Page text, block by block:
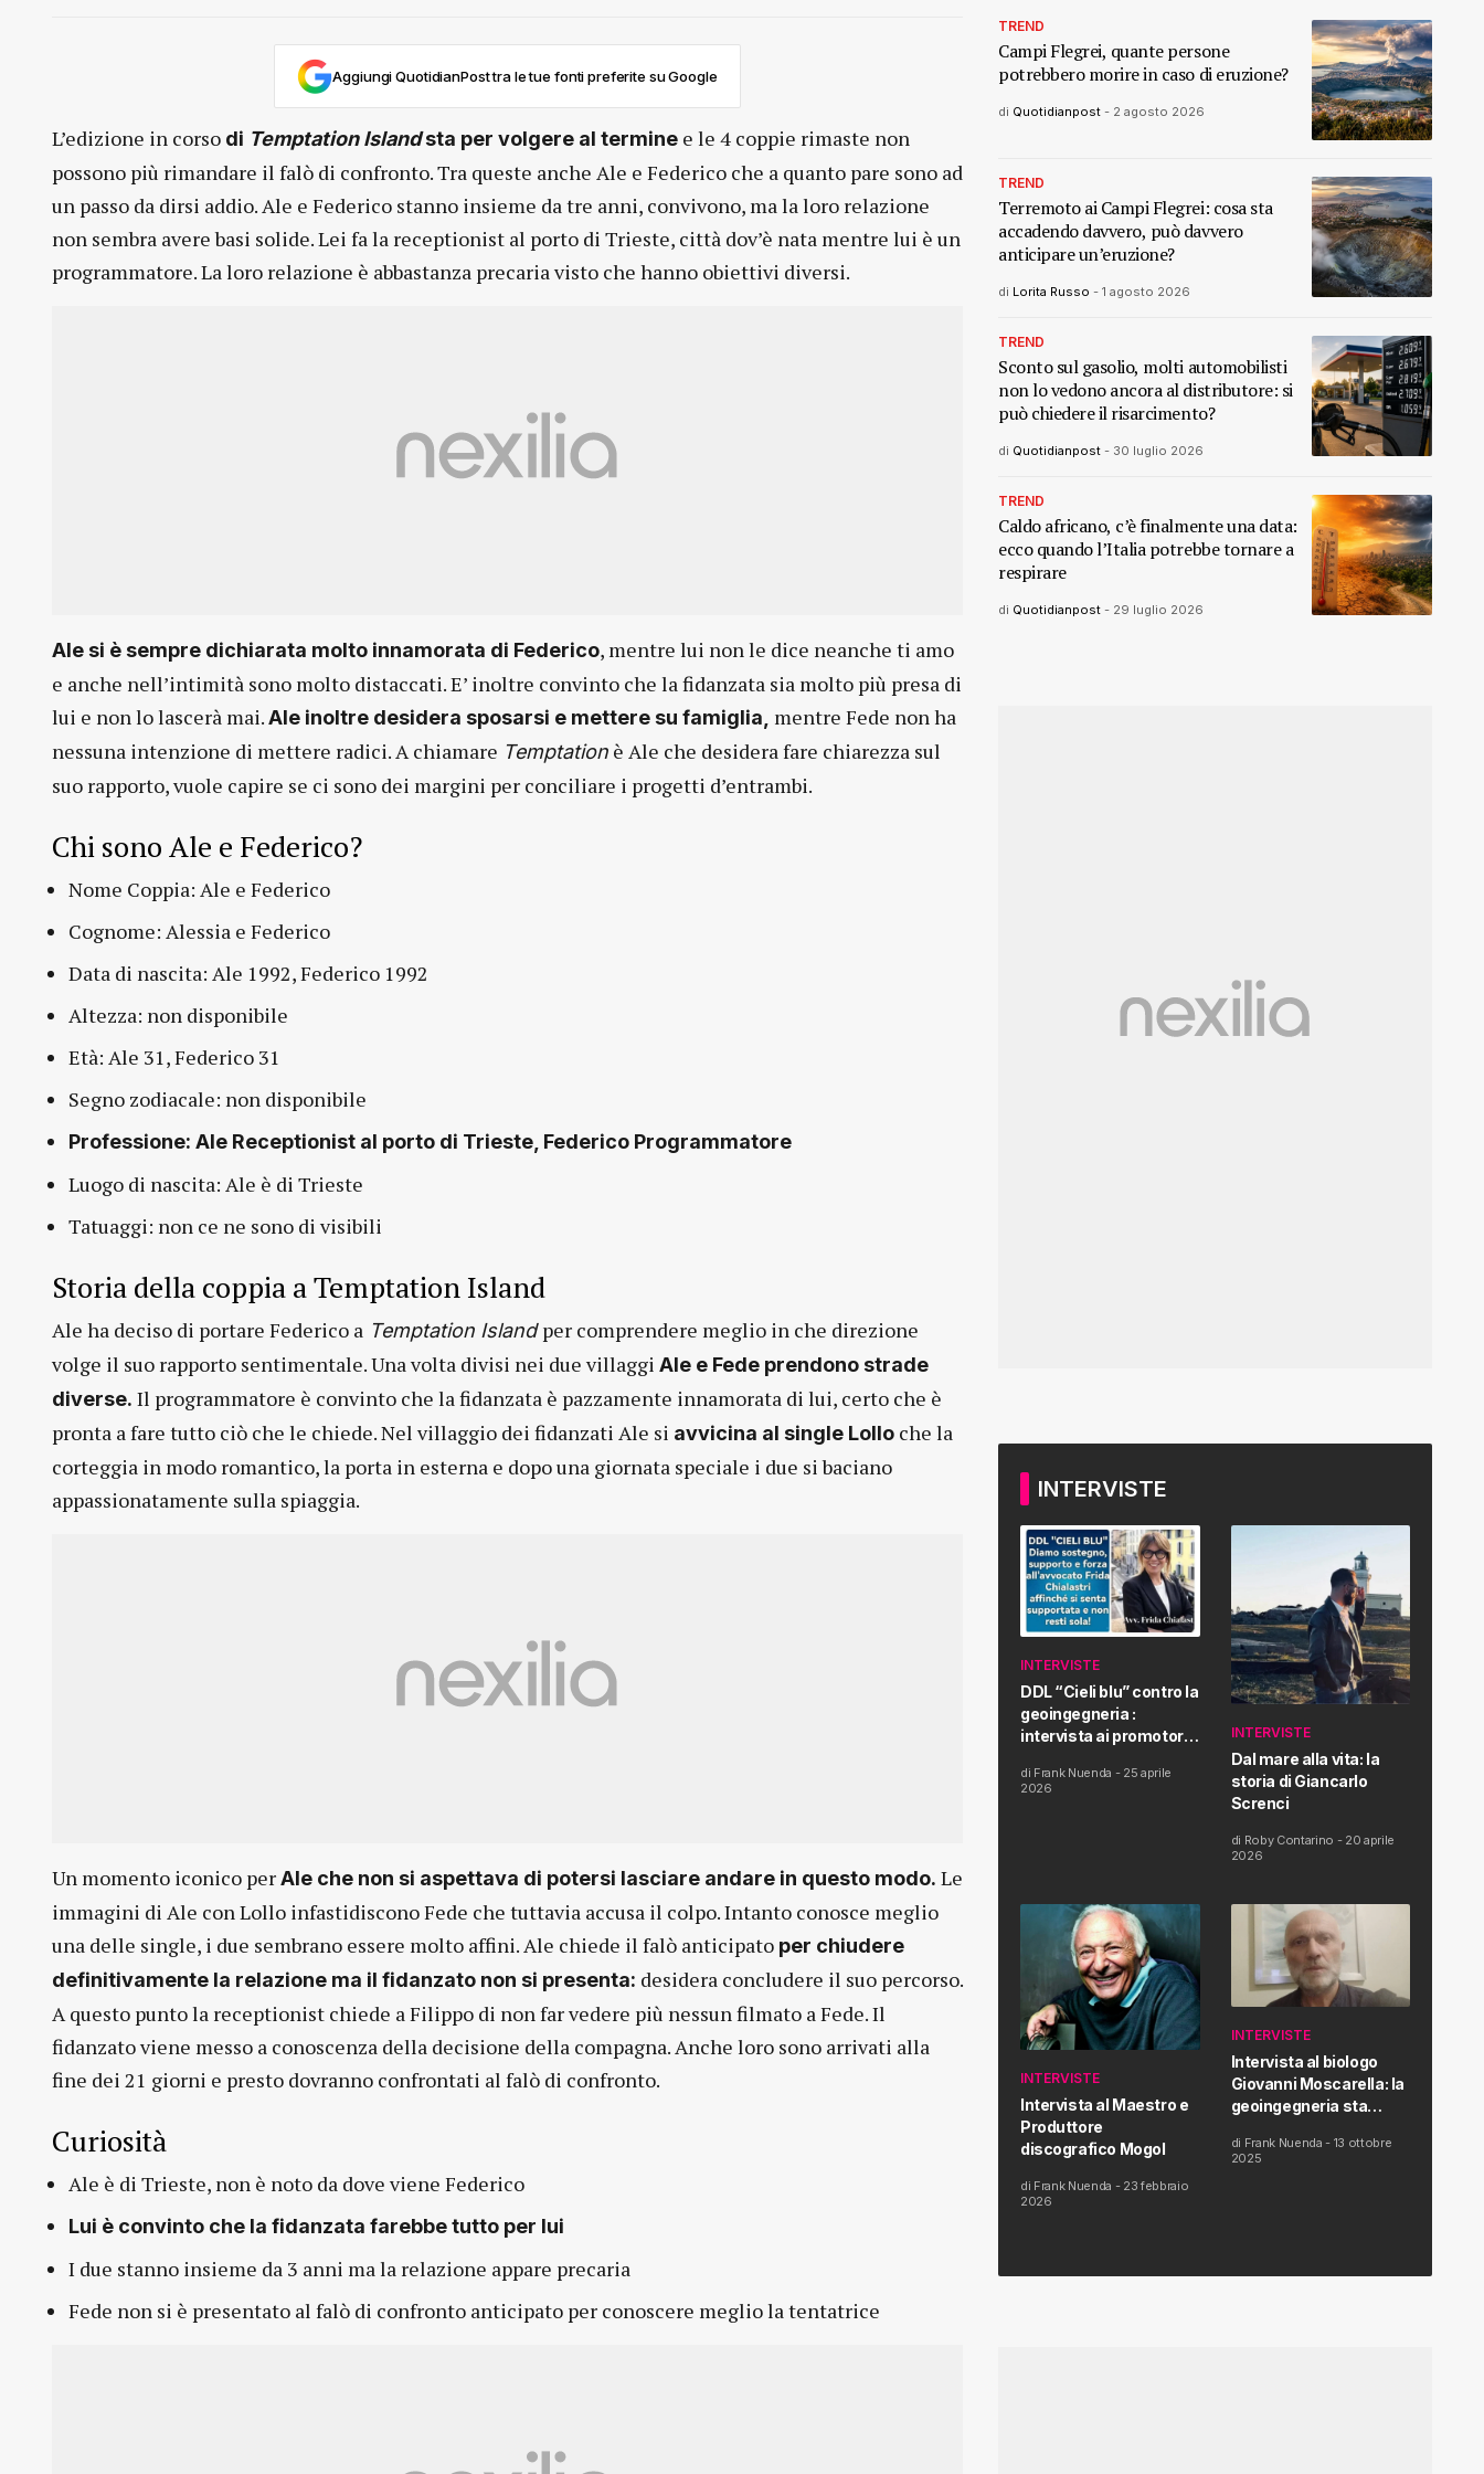
Aggiungi QuotidianPost tra le tue fonti preferite su Google
L’edizione in corso di Temptation Islandsta per volgere al termine e le 4 coppie rimaste non
possono più rimandare il falò di confronto. Tra queste anche Ale e Federico che a quanto pare sono ad
un passo da dirsi addio. Ale e Federico stanno insieme da tre anni, convivono, ma la loro relazione
non sembra avere basi solide. Lei fa la receptionist al porto di Trieste, città dov’è nata mentre lui è un
programmatore. La loro relazione è abbastanza precaria visto che hanno obiettivi diversi.
Ale si è sempre dichiarata molto innamorata di Federico, mentre lui non le dice neanche ti amo
e anche nell’intimità sono molto distaccati. E’ inoltre convinto che la fidanzata sia molto più presa di
lui e non lo lascerà mai.Ale inoltre desidera sposarsi e mettere su famiglia, mentre Fede non ha
nessuna intenzione di mettere radici. A chiamare Temptation è Ale che desidera fare chiarezza sul
suo rapporto, vuole capire se ci sono dei margini per conciliare i progetti d’entrambi.
Chi sono Ale e Federico?
Nome Coppia: Ale e Federico
Cognome: Alessia e Federico
Data di nascita: Ale 1992, Federico 1992
Altezza: non disponibile
Età: Ale 31, Federico 31
Segno zodiacale: non disponibile
Professione: Ale Receptionist al porto di Trieste, Federico Programmatore
Luogo di nascita: Ale è di Trieste
Tatuaggi: non ce ne sono di visibili
Storia della coppia a Temptation Island
Ale ha deciso di portare Federico a Temptation Islandper comprendere meglio in che direzione
volge il suo rapporto sentimentale. Una volta divisi nei due villaggi Ale e Fede prendono strade
diverse. Il programmatore è convinto che la fidanzata è pazzamente innamorata di lui, certo che è
pronta a fare tutto ciò che le chiede. Nel villaggio dei fidanzati Ale si avvicina al single Lollo che la
corteggia in modo romantico, la porta in esterna e dopo una giornata speciale i due si baciano
appassionatamente sulla spiaggia.
Un momento iconico perAle che non si aspettava di potersi lasciare andare in questo modo. Le
immagini di Ale con Lollo infastidiscono Fede che tuttavia accusa il colpo. Intanto conosce meglio
una delle single, i due sembrano essere molto affini. Ale chiede il falò anticipato per chiudere
definitivamente la relazione ma il fidanzato non si presenta: desidera concludere il suo percorso.
A questo punto la receptionist chiede a Filippo di non far vedere più nessun filmato a Fede. Il
fidanzato viene messo a conoscenza della decisione della compagna. Anche loro sono arrivati alla
fine dei 21 giorni e presto dovranno confrontati al falò di confronto.
Curiosità
Ale è di Trieste, non è noto da dove viene Federico
Lui è convinto che la fidanzata farebbe tutto per lui
I due stanno insieme da 3 anni ma la relazione appare precaria
Fede non si è presentato al falò di confronto anticipato per conoscere meglio la tentatrice
TREND
Campi Flegrei, quante persone
potrebbero morire in caso di eruzione?
di Quotidianpost - 2 agosto 2026
TREND
Terremoto ai Campi Flegrei: cosa sta
accadendo davvero, può davvero
anticipare un’eruzione?
di Lorita Russo - 1 agosto 2026
TREND
Sconto sul gasolio, molti automobilisti
non lo vedono ancora al distributore: si
può chiedere il risarcimento?
di Quotidianpost - 30 luglio 2026
TREND
Caldo africano, c’è finalmente una data:
ecco quando l’Italia potrebbe tornare a
respirare
di Quotidianpost - 29 luglio 2026
INTERVISTE
INTERVISTE
DDL “Cieli blu” contro la
geoingegneria :
intervista ai promotori
Proposta di Legge
di Frank Nuenda - 25 aprile
2026
INTERVISTE
Dal mare alla vita: la
storia di Giancarlo
Screnci
di Roby Contarino - 20 aprile
2026
INTERVISTE
Intervista al Maestro e
Produttore
discografico Mogol
di Frank Nuenda - 23 febbraio
2026
INTERVISTE
Intervista al biologo
Giovanni Moscarella: la
geoingegneria sta
salute dell’uomo
di Frank Nuenda - 13 ottobre
2025